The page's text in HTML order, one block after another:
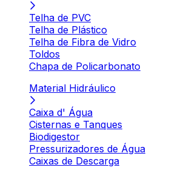
Telha de PVC
Telha de Plástico
Telha de Fibra de Vidro
Toldos
Chapa de Policarbonato
Material Hidráulico
Caixa d' Água
Cisternas e Tanques
Biodigestor
Pressurizadores de Água
Caixas de Descarga